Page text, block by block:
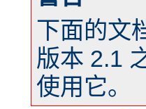
下面的文
版本 2.1
使用它。